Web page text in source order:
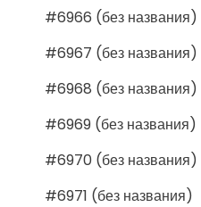
#6966 (без названия)
#6967 (без названия)
#6968 (без названия)
#6969 (без названия)
#6970 (без названия)
#6971 (без названия)